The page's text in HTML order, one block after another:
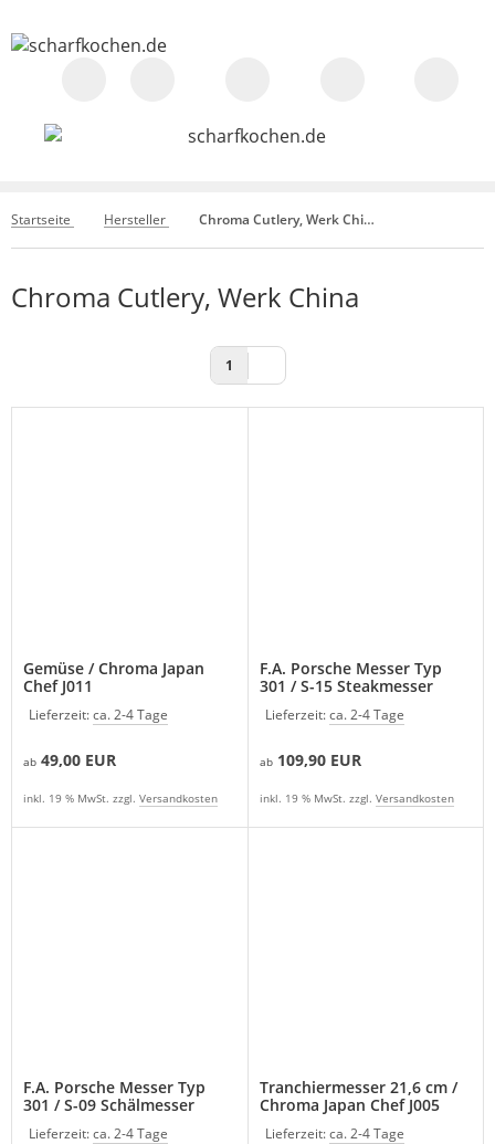
Startseite Hersteller Chroma Cutlery, Werk China
Chroma Cutlery, Werk China
1
Gemüse / Chroma Japan
Chef J011
Lieferzeit:ca. 2-4 Tage
ab 49,00 EUR
inkl. 19 % MwSt. zzgl. Versandkosten
F.A. Porsche Messer Typ
301 / S-15 Steakmesser
Lieferzeit:ca. 2-4 Tage
ab 109,90 EUR
inkl. 19 % MwSt. zzgl. Versandkosten
F.A. Porsche Messer Typ
301 / S-09 Schälmesser
Lieferzeit:ca. 2-4 Tage
Tranchiermesser 21,6 cm /
Chroma Japan Chef J005
Lieferzeit:ca. 2-4 Tage